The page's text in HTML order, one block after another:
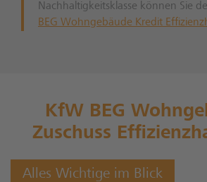
Nachhaltigkeitsklasse können Sie
BEG Wohngebäude Kredit
KfW BEG
Zuschuss
Alles Wichtige im Blick